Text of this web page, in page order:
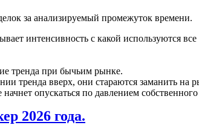
за анализируемый промежуток времени.
интенсивность с какой используются
тренда при бычьим рынке.
тренда вверх, они стараются заманить на
опускаться по давлением собственного
2026 года.